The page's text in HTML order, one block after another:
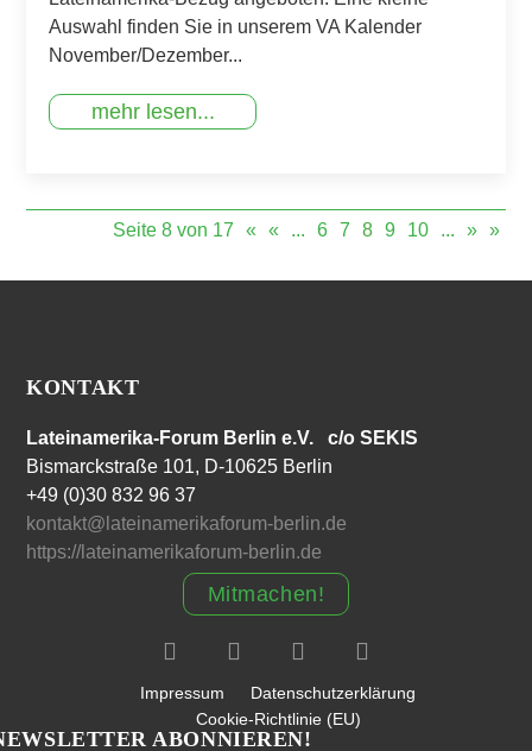
Auswahl finden Sie in unserem VA Kalender
November/Dezember...
mehr lesen...
Seite 8 von 17 « « ... 6 7 8 9 10 ... » »
KONTAKT
Lateinamerika-Forum Berlin e.V. c/o SEKIS
Bismarckstraße 101, D-10625 Berlin
+49 (0)30 832 96 37
kontakt@lateinamerikaforum-berlin.de
https://lateinamerikaforum-berlin.de
Mitmachen!
Impressum
Datenschutzerklärung
Cookie-Richtlinie (EU)
ABONNIEREN!